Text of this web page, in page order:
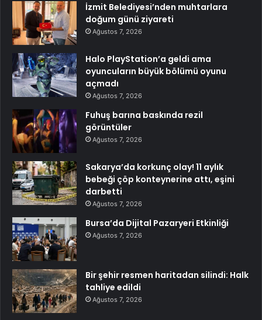
İzmit Belediyesi’nden muhtarlara
doğum günü ziyareti
Ağustos 7, 2026
Halo PlayStation’a geldi ama
oyuncuların büyük bölümü oyunu
açmadı
Ağustos 7, 2026
Fuhuş barına baskında rezil
görüntüler
Ağustos 7, 2026
Sakarya’da korkunç olay! 11 aylık
bebeği çöp konteynerine attı, eşini
darbetti
Ağustos 7, 2026
Bursa’da Dijital Pazaryeri Etkinliği
Ağustos 7, 2026
Bir şehir resmen haritadan silindi: Halk
tahliye edildi
Ağustos 7, 2026